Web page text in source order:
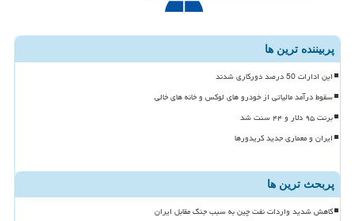
پربیننده ترین ها
این ادارات 50 درصد دورکاری شدند
سقوط درآمد مالیاتی از خودرو های لوکس و خانه های خالی
برنت ۹۵ دلار و ۴۴ سنت شد
ایران و معماری جدید کریدورها
پربحث ترین ها
کاهش شدید واردات نفت چین به سبب جنگ مقابل ایران